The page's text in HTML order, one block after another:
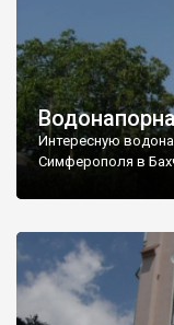
Интересную
Симферополя в